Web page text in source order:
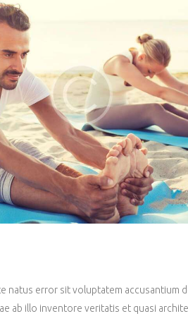
natus error sit voluptatem accusantium
ab illo inventore veritatis et quasi